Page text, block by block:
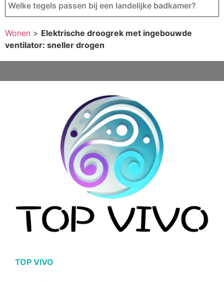
Welke tegels passen bij een landelijke badkamer?
Wonen > Elektrische droogrek met ingebouwde
ventilator: sneller drogen
TOP VIVO